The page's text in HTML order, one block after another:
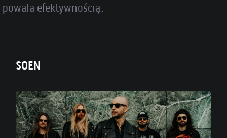
powala efektywnością.
SOEN